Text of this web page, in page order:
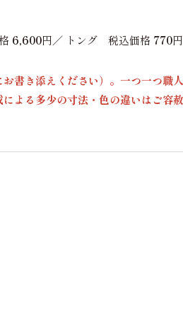
6,600円／ トング 税込価格 770円
書き添えください）。一つ一つ職
よる多少の寸法・色の違いはご容赦